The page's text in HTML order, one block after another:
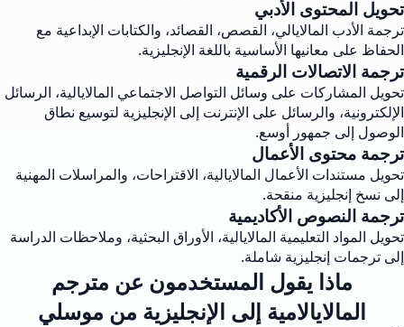
تحويل المحتوى الأدبي
ترجمة الأدب المالايالي، القصص، القصائد، والكتابات الإبداعية مع
الحفاظ على معانيها الأساسية باللغة الإنجليزية.
ترجمة الاتصالات الرقمية
تحويل المشاركات على وسائل التواصل الاجتماعي المالايالية، الرسائل
الإلكترونية، والرسائل على الإنترنت إلى الإنجليزية لتوسيع نطاق
الوصول إلى جمهور أوسع.
ترجمة محتوى الأعمال
تحويل مستندات الأعمال المالايالية، الاقتراحات، والمراسلات المهنية
إلى نسخ إنجليزية منقحة.
ترجمة النصوص الأكاديمية
تحويل المواد التعليمية المالايالية، الأوراق البحثية، وملاحظات الدراسة
إلى ترجمات إنجليزية شاملة.
ماذا يقول المستخدمون عن مترجم
المالايالامية إلى الإنجليزية من موسلي